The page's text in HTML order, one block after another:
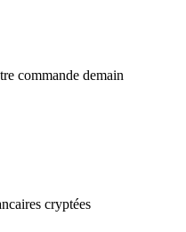
commande demain
cryptées